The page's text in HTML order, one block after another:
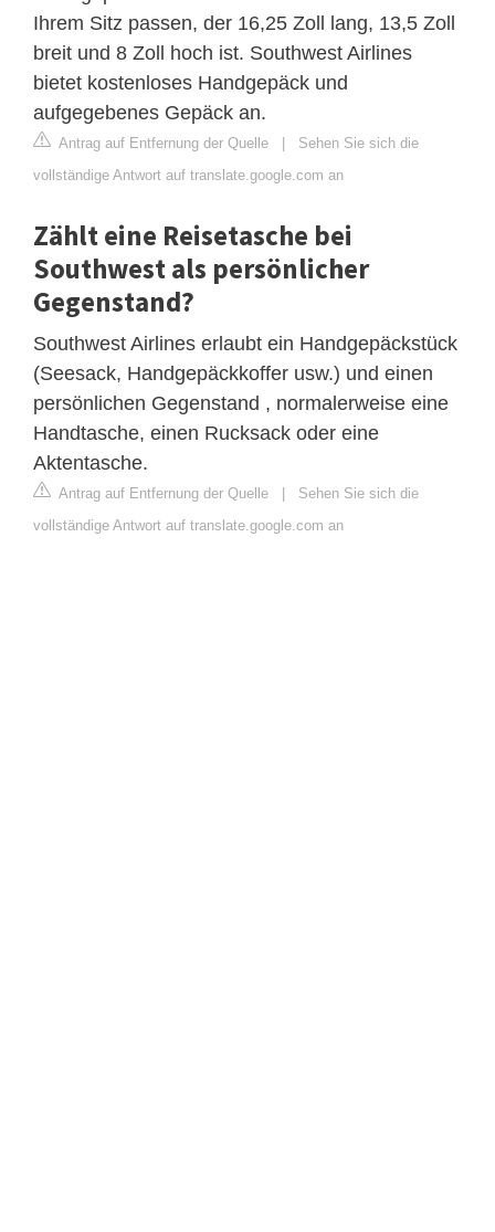
Ihrem Sitz passen, der 16,25 Zoll lang, 13,5 Zoll
breit und 8 Zoll hoch ist. Southwest Airlines
bietet kostenloses Handgepäck und
aufgegebenes Gepäck an.
Antrag auf Entfernung der Quelle | Sehen Sie sich die
vollständige Antwort auf translate.google.com an
Zählt eine Reisetasche bei
Southwest als persönlicher
Gegenstand?
Southwest Airlines erlaubt ein Handgepäckstück
(Seesack, Handgepäckkoffer usw.) und einen
persönlichen Gegenstand , normalerweise eine
Handtasche, einen Rucksack oder eine
Aktentasche.
Antrag auf Entfernung der Quelle | Sehen Sie sich die
vollständige Antwort auf translate.google.com an